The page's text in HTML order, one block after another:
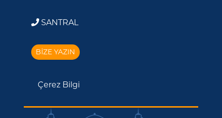
SANTRAL
BİZE YAZIN
Çerez Bilgi